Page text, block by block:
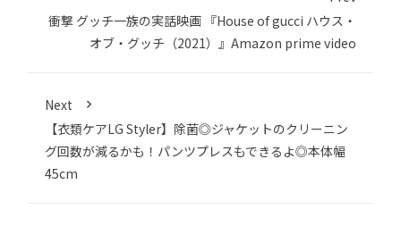
衝撃 グッチ一族の実話映画 『House of gucci ハウス・
オブ・グッチ（2021）』Amazon prime video
Next
【衣類ケアLG Styler】除菌◎ジャケットのクリーニン
グ回数が減るかも！パンツプレスもできるよ◎本体幅
45cm